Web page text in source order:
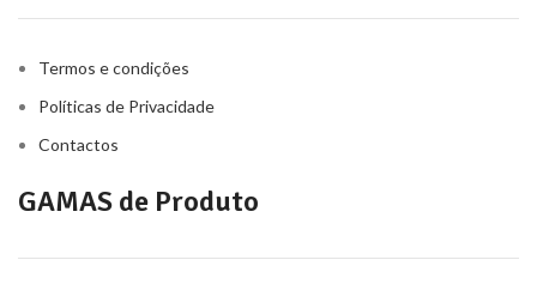
Termos e condições
Políticas de Privacidade
Contactos
GAMAS de Produto